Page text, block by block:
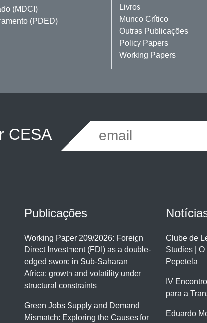
(MDCI)
(PDED)
Livros
Mundo Crítico
Outras Publicações
Policy Papers
Working Papers
CESA
Publicações
Working Paper 209/2026: Foreign
Direct Investment (FDI) as a double-
edged sword in Sub-Saharan
Africa: growth and volatility under
structural constraints
Green Jobs Supply and Demand
Mismatch: Exploring the Causes for
Clube de
Studies | O
Pepetela
IV
para a
Eduardo